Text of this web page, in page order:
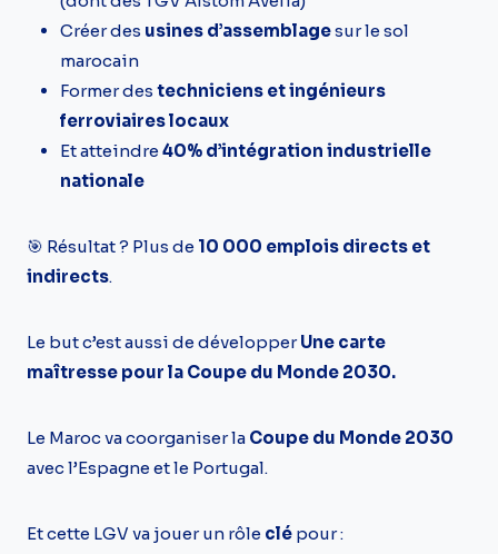
Créer des usines d’assemblagesur le sol
marocain
Former des techniciens et ingénieurs
ferroviaires locaux
Et atteindre40% d’intégration industrielle
nationale
🎯 Résultat ? Plus de 10 000 emplois directs et
indirects.
Le but c’est aussi de développerUne carte
maîtresse pour la Coupe du Monde 2030.
Le Maroc va coorganiser la Coupe du Monde 2030
avec l’Espagne et le Portugal.
Et cette LGV va jouer un rôle clé pour :